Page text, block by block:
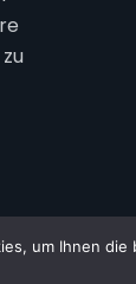
um Ihnen